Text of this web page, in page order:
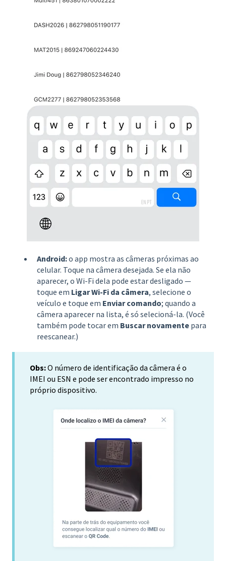
Android:o app mostra as câmeras próximas ao
celular. Toque na câmera desejada. Se ela não
aparecer, o Wi-Fi dela pode estar desligado —
toque em Ligar Wi-Fi da câmera, selecione o
veículo e toque em Enviar comando; quando a
câmera aparecer na lista, é só selecioná-la. (Você
também pode tocar em Buscar novamente para
reescanear.)
Obs:O número de identificação da câmera é o
IMEI ou ESN e pode ser encontrado impresso no
próprio dispositivo.